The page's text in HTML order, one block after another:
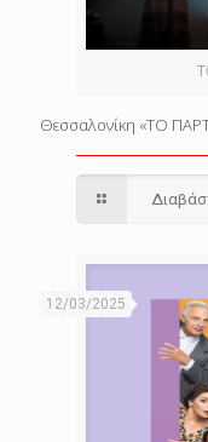
Θεσσαλονίκη «ΤΟ
12/03/2025